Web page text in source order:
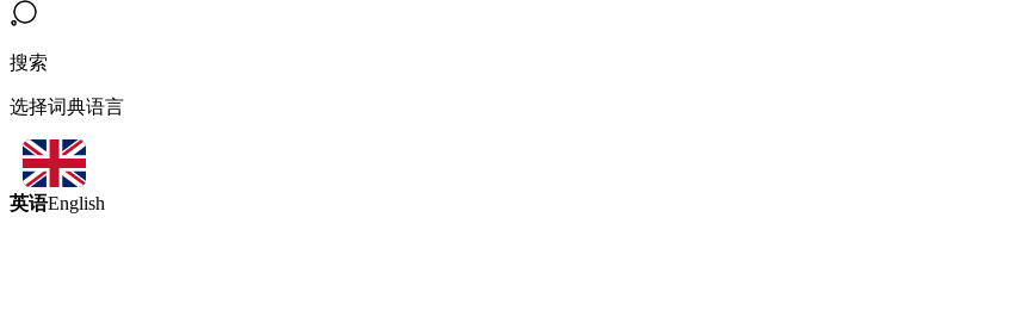
搜索
选择词典语言
英语English